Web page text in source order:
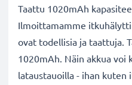
Taattu 1020mAh
Ilmoittamamme
ovat todellisia ja taattuja.
1020mAh. Näin akkua voi
lataustauoilla - ihan kuten